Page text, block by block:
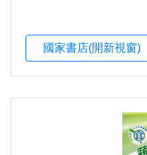
國家書店(開新視窗)